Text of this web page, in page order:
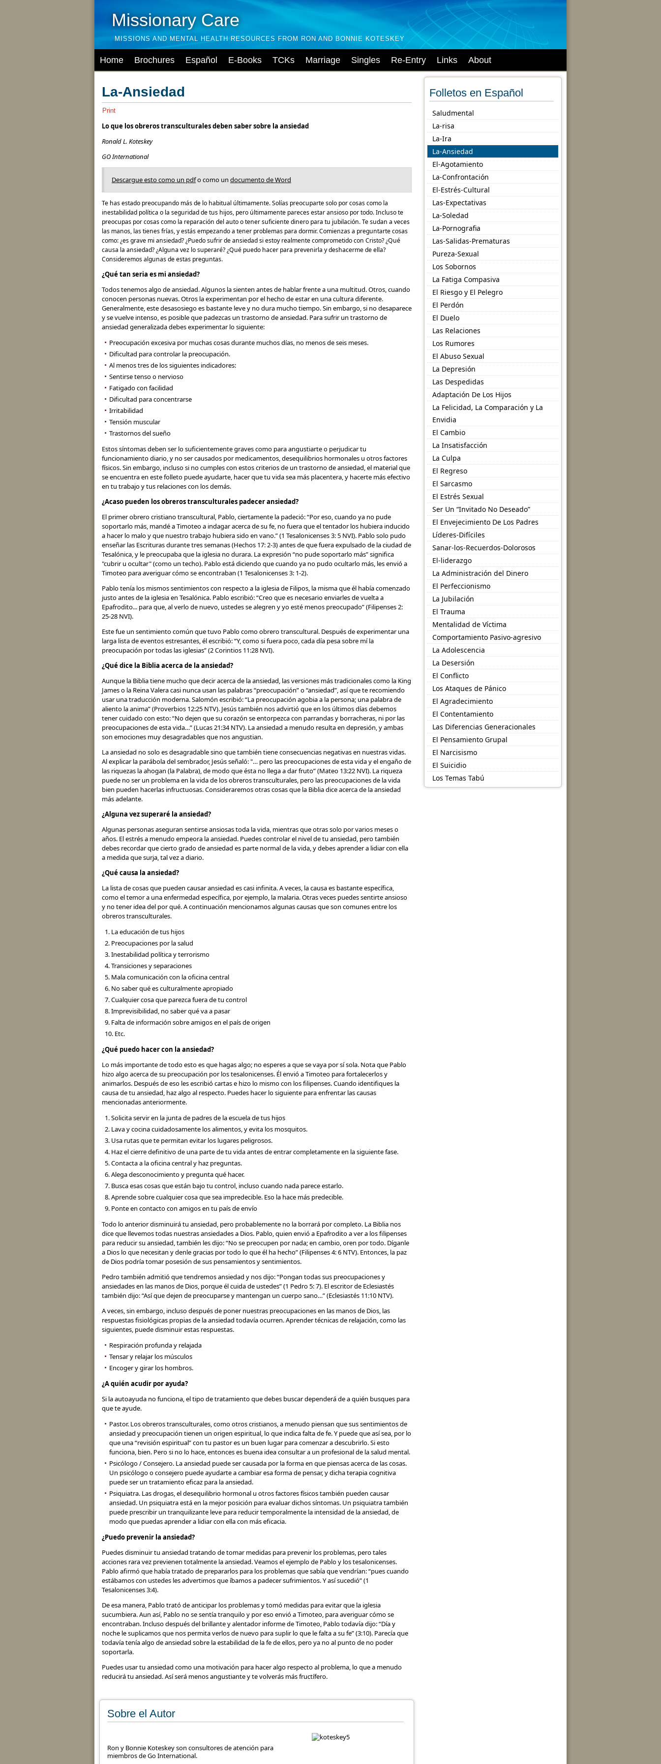
Missionary Care
MISSIONS AND MENTAL HEALTH RESOURCES FROM RON AND BONNIE KOTESKEY
Home Brochures Español E-Books TCKs Marriage Singles Re-Entry Links About
La-Ansiedad
Print
Lo que los obreros transculturales deben saber sobre la ansiedad
Ronald L. Koteskey
GO International
Descargue esto como un pdfo como un documento de Word
Te has estado preocupando más de lo habitual últimamente. Solías ​​preocuparte solo por cosas como la
inestabilidad política o la seguridad de tus hijos, pero últimamente pareces estar ansioso por todo. Incluso te
preocupas por cosas como la reparación del auto o tener suficiente dinero para tu jubilación. Te sudan a veces
las manos, las tienes frías, y estás empezando a tener problemas para dormir. Comienzas a preguntarte cosas
como: ¿es grave mi ansiedad? ¿Puedo sufrir de ansiedad si estoy realmente comprometido con Cristo? ¿Qué
causa la ansiedad? ¿Alguna vez lo superaré? ¿Qué puedo hacer para prevenirla y deshacerme de ella?
Consideremos algunas de estas preguntas.
¿Qué tan seria es mi ansiedad?
Todos tenemos algo de ansiedad. Algunos la sienten antes de hablar frente a una multitud. Otros, cuando
conocen personas nuevas. Otros la experimentan por el hecho de estar en una cultura diferente.
Generalmente, este desasosiego es bastante leve y no dura mucho tiempo. Sin embargo, si no desaparece
y se vuelve intenso, es posible que padezcas un trastorno de ansiedad. Para sufrir un trastorno de
ansiedad generalizada debes experimentar lo siguiente:
Preocupación excesiva por muchas cosas durante muchos días, no menos de seis meses.
Dificultad para controlar la preocupación.
Al menos tres de los siguientes indicadores:
Sentirse tenso o nervioso
Fatigado con facilidad
Dificultad para concentrarse
Irritabilidad
Tensión muscular
Trastornos del sueño
Estos síntomas deben ser lo suficientemente graves como para angustiarte o perjudicar tu
funcionamiento diario, y no ser causados ​​por medicamentos, desequilibrios hormonales u otros factores
físicos. Sin embargo, incluso si no cumples con estos criterios de un trastorno de ansiedad, el material que
se encuentra en este folleto puede ayudarte, hacer que tu vida sea más placentera, y hacerte más efectivo
en tu trabajo y tus relaciones con los demás.
¿Acaso pueden los obreros transculturales padecer ansiedad?
El primer obrero cristiano transcultural, Pablo, ciertamente la padeció: “Por eso, cuando ya no pude
soportarlo más, mandé a Timoteo a indagar acerca de su fe, no fuera que el tentador los hubiera inducido
a hacer lo malo y que nuestro trabajo hubiera sido en vano.” (1 Tesalonicenses 3: 5 NVI). Pablo solo pudo
enseñar las Escrituras durante tres semanas (Hechos 17: 2-3) antes de que fuera expulsado de la ciudad de
Tesalónica, y le preocupaba que la iglesia no durara. La expresión “no pude soportarlo más” significa
"cubrir u ocultar" (como un techo). Pablo está diciendo que cuando ya no pudo ocultarlo más, les envió a
Timoteo para averiguar cómo se encontraban (1 Tesalonicenses 3: 1-2).
Pablo tenía los mismos sentimientos con respecto a la iglesia de Filipos, la misma que él había comenzado
justo antes de la iglesia en Tesalónica. Pablo escribió: “Creo que es necesario enviarles de vuelta a
Epafrodito... para que, al verlo de nuevo, ustedes se alegren y yo esté menos preocupado” (Filipenses 2:
25-28 NVI).
Este fue un sentimiento común que tuvo Pablo como obrero transcultural. Después de experimentar una
larga lista de eventos estresantes, él escribió: “Y, como si fuera poco, cada día pesa sobre mí la
preocupación por todas las iglesias” (2 Corintios 11:28 NVI).
¿Qué dice la Biblia acerca de la ansiedad?
Aunque la Biblia tiene mucho que decir acerca de la ansiedad, las versiones más tradicionales como la King
James o la Reina Valera casi nunca usan las palabras “preocupación” o “ansiedad”, así que te recomiendo
usar una traducción moderna. Salomón escribió: “La preocupación agobia a la persona; una palabra de
aliento la anima” (Proverbios 12:25 NTV). Jesús también nos advirtió que en los últimos días debemos
tener cuidado con esto: “No dejen que su corazón se entorpezca con parrandas y borracheras, ni por las
preocupaciones de esta vida…” (Lucas 21:34 NTV). La ansiedad a menudo resulta en depresión, y ambas
son emociones muy desagradables que nos angustian.
La ansiedad no solo es desagradable sino que también tiene consecuencias negativas en nuestras vidas.
Al explicar la parábola del sembrador, Jesús señaló: "… pero las preocupaciones de esta vida y el engaño de
las riquezas la ahogan (la Palabra), de modo que ésta no llega a dar fruto” (Mateo 13:22 NVI). La riqueza
puede no ser un problema en la vida de los obreros transculturales, pero las preocupaciones de la vida
bien pueden hacerlas infructuosas. Consideraremos otras cosas que la Biblia dice acerca de la ansiedad
más adelante.
¿Alguna vez superaré la ansiedad?
Algunas personas aseguran sentirse ansiosas toda la vida, mientras que otras solo por varios meses o
años. El estrés a menudo empeora la ansiedad. Puedes controlar el nivel de tu ansiedad, pero también
debes recordar que cierto grado de ansiedad es parte normal de la vida, y debes aprender a lidiar con ella
a medida que surja, tal vez a diario.
¿Qué causa la ansiedad?
La lista de cosas que pueden causar ansiedad es casi infinita. A veces, la causa es bastante específica,
como el temor a una enfermedad específica, por ejemplo, la malaria. Otras veces puedes sentirte ansioso
y no tener idea del por qué. A continuación mencionamos algunas causas que son comunes entre los
obreros transculturales.
La educación de tus hijos
Preocupaciones por la salud
Inestabilidad política y terrorismo
Transiciones y separaciones
Mala comunicación con la oficina central
No saber qué es culturalmente apropiado
Cualquier cosa que parezca fuera de tu control
Imprevisibilidad, no saber qué va a pasar
Falta de información sobre amigos en el país de origen
Etc.
¿Qué puedo hacer con la ansiedad?
Lo más importante de todo esto es que hagas algo; no esperes a que se vaya por sí sola. Nota que Pablo
hizo algo acerca de su preocupación por los tesalonicenses. Él envió a Timoteo para fortalecerlos y
animarlos. Después de eso les escribió cartas e hizo lo mismo con los filipenses. Cuando identifiques la
causa de tu ansiedad, haz algo al respecto. Puedes hacer lo siguiente para enfrentar las causas
mencionadas anteriormente.
Solicita servir en la junta de padres de la escuela de tus hijos
Lava y cocina cuidadosamente los alimentos, y evita los mosquitos.
Usa rutas que te permitan evitar los lugares peligrosos.
Haz el cierre definitivo de una parte de tu vida antes de entrar completamente en la siguiente fase.
Contacta a la oficina central y haz preguntas.
Alega desconocimiento y pregunta qué hacer.
Busca esas cosas que están bajo tu control, incluso cuando nada parece estarlo.
Aprende sobre cualquier cosa que sea impredecible. Eso la hace más predecible.
Ponte en contacto con amigos en tu país de envío
Todo lo anterior disminuirá tu ansiedad, pero probablemente no la borrará por completo. La Biblia nos
dice que llevemos todas nuestras ansiedades a Dios. Pablo, quien envió a Epafrodito a ver a los filipenses
para reducir su ansiedad, también les dijo: “No se preocupen por nada; en cambio, oren por todo. Díganle
a Dios lo que necesitan y denle gracias por todo lo que él ha hecho” (Filipenses 4: 6 NTV). Entonces, la paz
de Dios podría tomar posesión de sus pensamientos y sentimientos.
Pedro también admitió que tendremos ansiedad y nos dijo: “Pongan todas sus preocupaciones y
ansiedades en las manos de Dios, porque él cuida de ustedes” (1 Pedro 5: 7). El escritor de Eclesiastés
también dijo: “Así que dejen de preocuparse y mantengan un cuerpo sano…” (Eclesiastés 11:10 NTV).
A veces, sin embargo, incluso después de poner nuestras preocupaciones en las manos de Dios, las
respuestas fisiológicas propias de la ansiedad todavía ocurren. Aprender técnicas de relajación, como las
siguientes, puede disminuir estas respuestas.
Respiración profunda y relajada
Tensar y relajar los músculos
Encoger y girar los hombros.
¿A quién acudir por ayuda?
Si la autoayuda no funciona, el tipo de tratamiento que debes buscar dependerá de a quién busques para
que te ayude.
Pastor. Los obreros transculturales, como otros cristianos, a menudo piensan que sus sentimientos de
ansiedad y preocupación tienen un origen espiritual, lo que indica falta de fe. Y puede que así sea, por lo
que una “revisión espiritual” con tu pastor es un buen lugar para comenzar a descubrirlo. Si esto
funciona, bien. Pero si no lo hace, entonces es buena idea consultar a un profesional de la salud mental.
Psicólogo / Consejero. La ansiedad puede ser causada por la forma en que piensas acerca de las cosas.
Un psicólogo o consejero puede ayudarte a cambiar esa forma de pensar, y dicha terapia cognitiva
puede ser un tratamiento eficaz para la ansiedad.
Psiquiatra. Las drogas, el desequilibrio hormonal u otros factores físicos también pueden causar
ansiedad. Un psiquiatra está en la mejor posición para evaluar dichos síntomas. Un psiquiatra también
puede prescribir un tranquilizante leve para reducir temporalmente la intensidad de la ansiedad, de
modo que puedas aprender a lidiar con ella con más eficacia.
¿Puedo prevenir la ansiedad?
Puedes disminuir tu ansiedad tratando de tomar medidas para prevenir los problemas, pero tales
acciones rara vez previenen totalmente la ansiedad. Veamos el ejemplo de Pablo y los tesalonicenses.
Pablo afirmó que había tratado de prepararlos para los problemas que sabía que vendrían: “pues cuando
estábamos con ustedes les advertimos que íbamos a padecer sufrimientos. Y así sucedió” (1
Tesalonicenses 3:4).
De esa manera, Pablo trató de anticipar los problemas y tomó medidas para evitar que la iglesia
sucumbiera. Aun así, Pablo no se sentía tranquilo y por eso envió a Timoteo, para averiguar cómo se
encontraban. Incluso después del brillante y alentador informe de Timoteo, Pablo todavía dijo: “Día y
noche le suplicamos que nos permita verlos de nuevo para suplir lo que le falta a su fe” (3:10). Parecía que
todavía tenía algo de ansiedad sobre la estabilidad de la fe de ellos, pero ya no al punto de no poder
soportarla.
Puedes usar tu ansiedad como una motivación para hacer algo respecto al problema, lo que a menudo
reducirá tu ansiedad. Así será menos angustiante y te volverás más fructífero.
Sobre el Autor
Ron y Bonnie Koteskey son consultores de atención para
miembros de Go International.
Folletos en Español
Saludmental
La-risa
La-Ira
La-Ansiedad
El-Agotamiento
La-Confrontación
El-Estrés-Cultural
Las-Expectativas
La-Soledad
La-Pornografia
Las-Salidas-Prematuras
Pureza-Sexual
Los Sobornos
La Fatiga Compasiva
El Riesgo y El Pelegro
El Perdón
El Duelo
Las Relaciones
Los Rumores
El Abuso Sexual
La Depresión
Las Despedidas
Adaptación De Los Hijos
La Felicidad, La Comparación y La
Envidia
El Cambio
La Insatisfacción
La Culpa
El Regreso
El Sarcasmo
El Estrés Sexual
Ser Un “Invitado No Deseado”
El Envejecimiento De Los Padres
Líderes-Difíciles
Sanar-los-Recuerdos-Dolorosos
El-liderazgo
La Administración del Dinero
El Perfeccionismo
La Jubilación
El Trauma
Mentalidad de Víctima
Comportamiento Pasivo-agresivo
La Adolescencia
La Desersión
El Conflicto
Los Ataques de Pánico
El Agradecimiento
El Contentamiento
Las Diferencias Generacionales
El Pensamiento Grupal
El Narcisismo
El Suicidio
Los Temas Tabú